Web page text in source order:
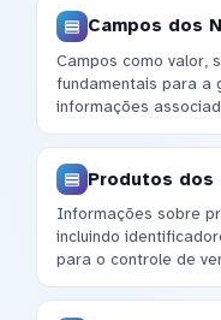
Campos dos
Campos como valor,
fundamentais para a
informações
Produtos dos
Informações sobre
incluindo
para o controle de